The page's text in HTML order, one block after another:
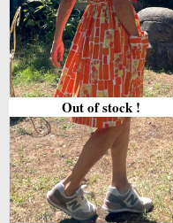
Out of stock !